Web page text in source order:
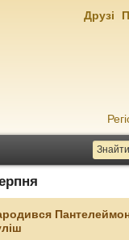
Друзі